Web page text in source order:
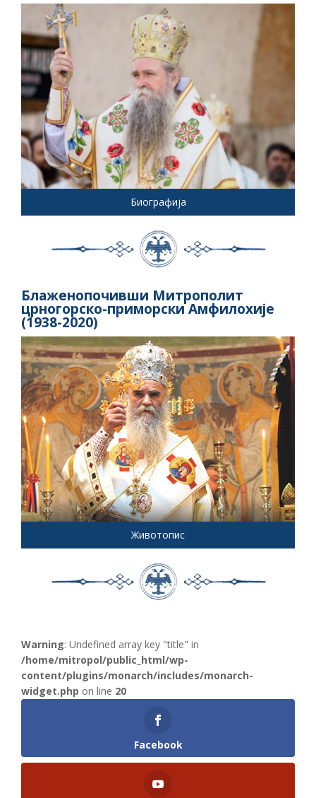
Биографија
Блаженопочивши Митрополит
црногорско-приморски Амфилохије
(1938-2020)
Животопис
Warning: Undefined array key "title" in
/home/mitropol/public_html/wp-
content/plugins/monarch/includes/monarch-
widget.php on line 20
Facebook